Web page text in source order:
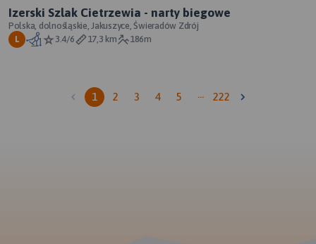
Izerski Szlak Cietrzewia - narty biegowe
Polska, dolnośląskie, Jakuszyce, Świeradów Zdrój
L 3.4/6 17,3 km 186m
1 2 3 4 5 … 222